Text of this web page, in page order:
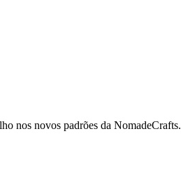
nos novos padrões da NomadeCrafts.